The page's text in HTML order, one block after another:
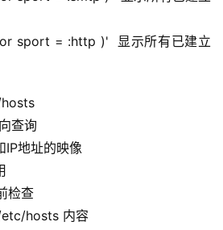
= :http )'  显示所有已建立
查询
地址的映像
检查
hosts 内容